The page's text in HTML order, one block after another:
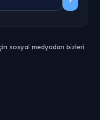
sosyal medyadan bizleri